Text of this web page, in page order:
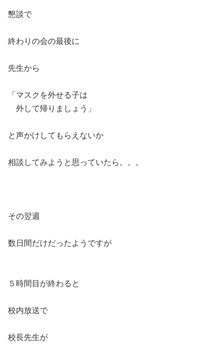
懇談で
終わりの会の最後に
先生から
「マスクを外せる子は
外して帰りましょう」
と声かけしてもらえないか
相談してみようと思っていたら。。。
その翌週
数日間だけだったようですが
５時間目が終わると
校内放送で
校長先生が